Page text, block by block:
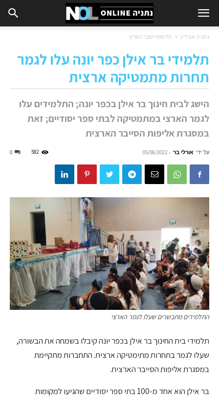
נתניה און ליין חדשות ישובי השרון
תלמידי בר אילן כפר יונה עלו לגמר
תחרות מתמטיקה ארצית
הישג לבית חינוך בר אילן בכפר יונה; התלמידים עלו
לגמר הארצי במתמטיקה לבתי ספר יסודיים; זאת
במסגרת אליפות הסייבר הארצית
על ידי אורלי בר -
05/06/2022
0 582
התלמידים מתבשרים שעלו לגמר הארצי
תלמידי בית החינוך בר אילן בכפר יונה קיבלו בשמחה את הבשורה,
שעלו לגמר בתחרות מתימטיקה ארצית. התחברות מתקיימת
במסגרת אליפות הסייבר הארצית.
בר אילן הוא אחד מ-100 בתי ספר יסודיים שהגיעו למקומות